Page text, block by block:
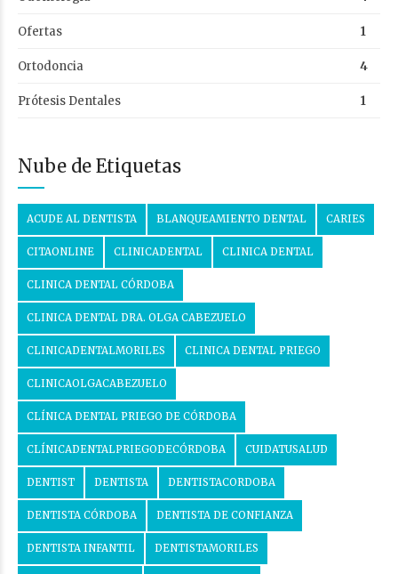
Ofertas 1
Ortodoncia 4
Prótesis Dentales 1
Nube de Etiquetas
ACUDE AL DENTISTA BLANQUEAMIENTO DENTAL CARIES
CITAONLINE CLINICADENTAL CLINICA DENTAL
CLINICA DENTAL CÓRDOBA
CLINICA DENTAL DRA. OLGA CABEZUELO
CLINICADENTALMORILES CLINICA DENTAL PRIEGO
CLINICAOLGACABEZUELO
CLÍNICA DENTAL PRIEGO DE CÓRDOBA
CLÍNICADENTALPRIEGODECÓRDOBA CUIDATUSALUD
DENTIST DENTISTA DENTISTACORDOBA
DENTISTA CÓRDOBA DENTISTA DE CONFIANZA
DENTISTA INFANTIL DENTISTAMORILES